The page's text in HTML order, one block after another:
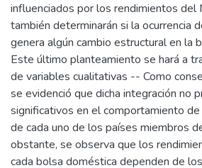
influenciados por los rendimientos del
también determinarán si la ocurrencia
genera algún cambio estructural en la
Este último planteamiento se hará a
de variables cualitativas -- Como
se evidenció que dicha integración no
significativos en el comportamiento
de cada uno de los países miembros
obstante, se observa que los
cada bolsa doméstica dependen de